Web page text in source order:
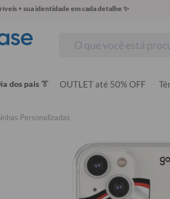
+ sua identidade em cada detalhe ✨
dos pais 👔 OUTLET até 50% OFF
Personalizadas